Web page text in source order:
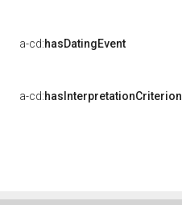
a-cd:hasDatingEvent
a-cd:hasInterpretationCriterion